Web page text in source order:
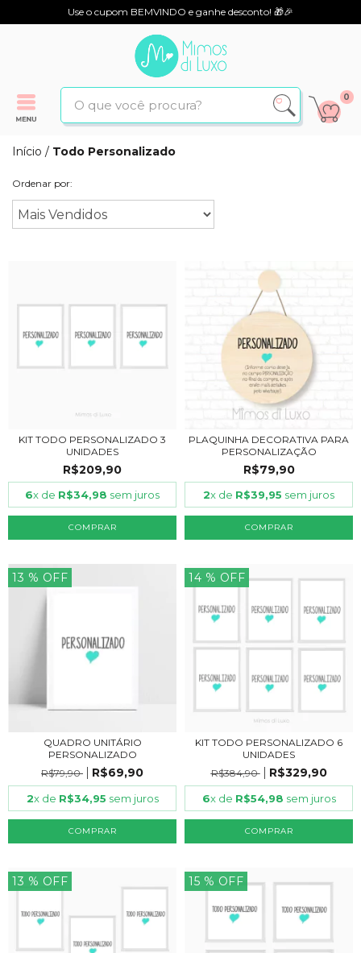
Use o cupom BEMVINDO e ganhe desconto! 🎁🎉
0
Início / Todo Personalizado
Ordenar por:
KIT TODO PERSONALIZADO 3
UNIDADES
R$209,90
6x de R$34,98 sem juros
COMPRAR
PLAQUINHA DECORATIVA PARA
PERSONALIZAÇÃO
R$79,90
2x de R$39,95 sem juros
13 % OFF
QUADRO UNITÁRIO
PERSONALIZADO
R$79,90
R$69,90
2x de R$34,95 sem juros
COMPRAR
14 % OFF
KIT TODO PERSONALIZADO 6
UNIDADES
R$384,90
R$329,90
6x de R$54,98 sem juros
COMPRAR
13 % OFF 15 % OFF